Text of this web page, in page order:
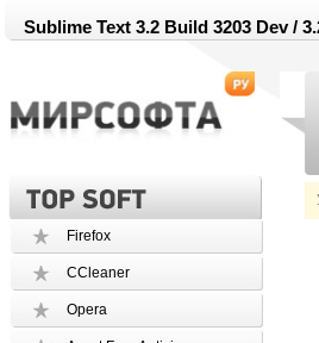
Sublime Text 3.2 Build 3203 Dev /
Firefox
CCleaner
Opera